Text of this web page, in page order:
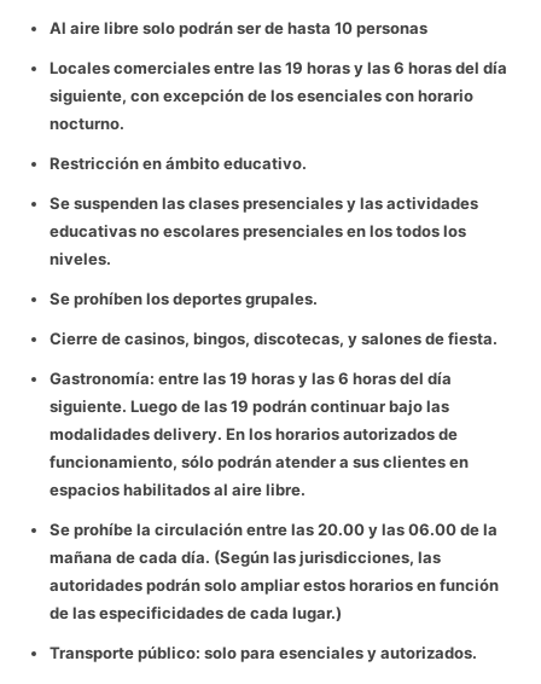
Al aire libre solo podrán ser de hasta 10 personas
Locales comerciales entre las 19 horas y las 6 horas del día
siguiente, con excepción de los esenciales con horario
nocturno.
Restricción en ámbito educativo.
Se suspenden las clases presenciales y las actividades
educativas no escolares presenciales en los todos los
niveles.
Se prohíben los deportes grupales.
Cierre de casinos, bingos, discotecas, y salones de fiesta.
Gastronomía: entre las 19 horas y las 6 horas del día
siguiente. Luego de las 19 podrán continuar bajo las
modalidades delivery. En los horarios autorizados de
funcionamiento, sólo podrán atender a sus clientes en
espacios habilitados al aire libre.
Se prohíbe la circulación entre las 20.00 y las 06.00 de la
mañana de cada día. (Según las jurisdicciones, las
autoridades podrán solo ampliar estos horarios en función
de las especificidades de cada lugar.)
Transporte público: solo para esenciales y autorizados.